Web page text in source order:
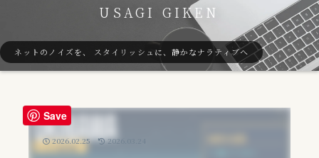
USAGI GIKEN
ネットのノイズを、 スタイリッシュに、静かなナラティブへ
2026.02.25 2026.03.24
Save